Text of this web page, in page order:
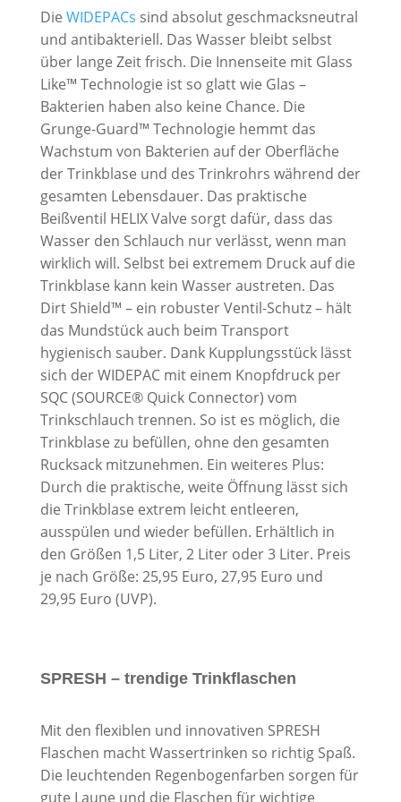
Die WIDEPACs sind absolut geschmacksneutral
und antibakteriell. Das Wasser bleibt selbst
über lange Zeit frisch. Die Innenseite mit Glass
Like™ Technologie ist so glatt wie Glas –
Bakterien haben also keine Chance. Die
Grunge-Guard™ Technologie hemmt das
Wachstum von Bakterien auf der Oberfläche
der Trinkblase und des Trinkrohrs während der
gesamten Lebensdauer. Das praktische
Beißventil HELIX Valve sorgt dafür, dass das
Wasser den Schlauch nur verlässt, wenn man
wirklich will. Selbst bei extremem Druck auf die
Trinkblase kann kein Wasser austreten. Das
Dirt Shield™ – ein robuster Ventil-Schutz – hält
das Mundstück auch beim Transport
hygienisch sauber. Dank Kupplungsstück lässt
sich der WIDEPAC mit einem Knopfdruck per
SQC (SOURCE® Quick Connector) vom
Trinkschlauch trennen. So ist es möglich, die
Trinkblase zu befüllen, ohne den gesamten
Rucksack mitzunehmen. Ein weiteres Plus:
Durch die praktische, weite Öffnung lässt sich
die Trinkblase extrem leicht entleeren,
ausspülen und wieder befüllen. Erhältlich in
den Größen 1,5 Liter, 2 Liter oder 3 Liter. Preis
je nach Größe: 25,95 Euro, 27,95 Euro und
29,95 Euro (UVP).
SPRESH – trendige Trinkflaschen
Mit den flexiblen und innovativen SPRESH
Flaschen macht Wassertrinken so richtig Spaß.
Die leuchtenden Regenbogenfarben sorgen für
gute Laune und die Flaschen für wichtige